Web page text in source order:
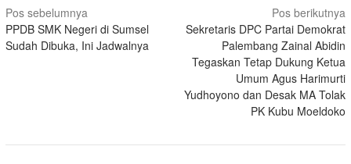
Navigasi
pos
Pos sebelumnya
PPDB SMK Negeri di Sumsel
Sudah Dibuka, Ini Jadwalnya
Pos berikutnya
Sekretaris DPC Partai Demokrat
Palembang Zainal Abidin
Tegaskan Tetap Dukung Ketua
Umum Agus Harimurti
Yudhoyono dan Desak MA Tolak
PK Kubu Moeldoko